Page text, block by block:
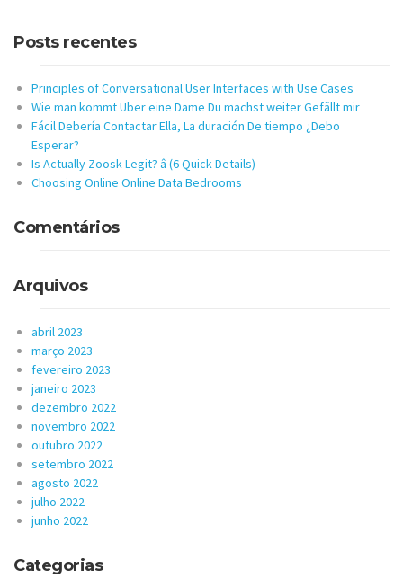
Posts recentes
Principles of Conversational User Interfaces with Use Cases
Wie man kommt Über eine Dame Du machst weiter Gefällt mir
Fácil Debería Contactar Ella, La duración De tiempo ¿Debo
Esperar?
Is Actually Zoosk Legit? â (6 Quick Details)
Choosing Online Online Data Bedrooms
Comentários
Arquivos
abril 2023
março 2023
fevereiro 2023
janeiro 2023
dezembro 2022
novembro 2022
outubro 2022
setembro 2022
agosto 2022
julho 2022
junho 2022
Categorias